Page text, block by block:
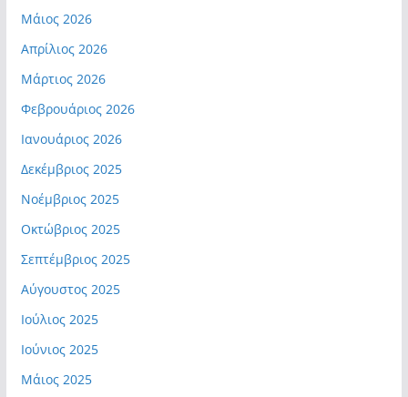
Μάιος 2026
Απρίλιος 2026
Μάρτιος 2026
Φεβρουάριος 2026
Ιανουάριος 2026
Δεκέμβριος 2025
Νοέμβριος 2025
Οκτώβριος 2025
Σεπτέμβριος 2025
Αύγουστος 2025
Ιούλιος 2025
Ιούνιος 2025
Μάιος 2025